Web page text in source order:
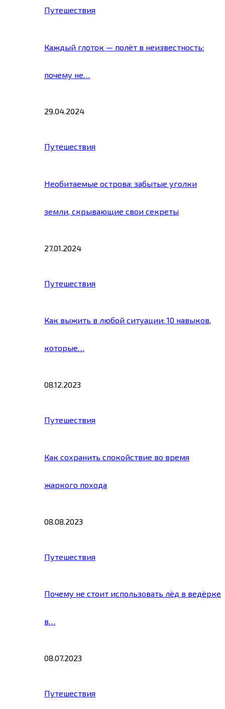
Путешествия
Каждый глоток — полёт в неизвестность:
почему не…
29.04.2024
Путешествия
Необитаемые острова: забытые уголки
земли, скрывающие свои секреты
27.01.2024
Путешествия
Как выжить в любой ситуации: 10 навыков,
которые…
08.12.2023
Путешествия
Как сохранить спокойствие во время
жаркого похода
08.08.2023
Путешествия
Почему не стоит использовать лёд в ведёрке
в…
08.07.2023
Путешествия